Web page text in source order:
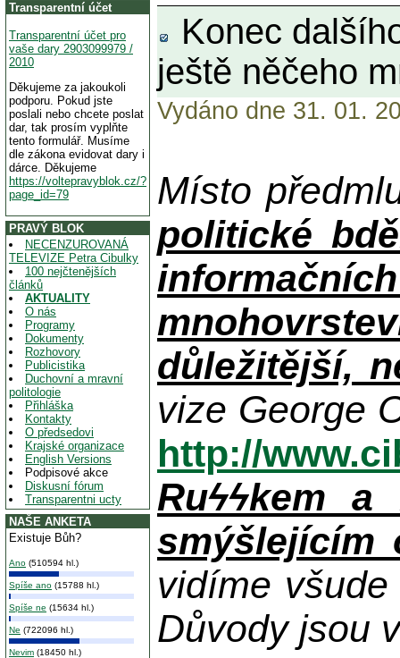
Transparentní účet
Transparentní účet pro
vaše dary 2903099979 /
2010
Děkujeme za jakoukoli
podporu. Pokud jste
poslali nebo chcete poslat
dar, tak prosím vyplňte
tento formulář. Musíme
dle zákona evidovat dary i
dárce. Děkujeme
https://voltepravyblok.cz/?
page_id=79
PRAVÝ BLOK
NECENZUROVANÁ
TELEVIZE Petra Cibulky
100 nejčtenějších
článků
AKTUALITY
O nás
Programy
Dokumenty
Rozhovory
Publicistika
Duchovní a mravní
politologie
Přihláška
Kontakty
O předsedovi
Krajské organizace
English Versions
Podpisové akce
Diskusní fórum
Transparentni ucty
NAŠE ANKETA
Existuje Bůh?
Ano (510594 hl.)
Spíše ano (15788 hl.)
Spíše ne (15634 hl.)
Ne (722096 hl.)
Nevim (18450 hl.)
Konec
ještě něčeho
Vydáno dne 31. 01.
Místo
politické
důležitější,
vize George
http://
Ruϟϟkem
smýšlejícím
vidíme
Důvody jsou